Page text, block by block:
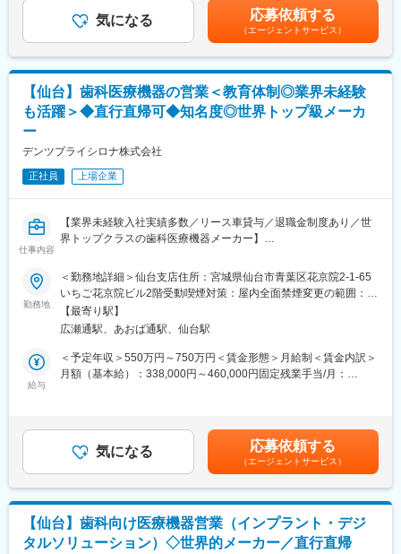
・自社製品の販売と販売後フォローなどの営業活動やソリューシ
ョン提案
※製品毎に技術営業の方が社内にいるため、専門性が高い分野の営
業は同行します。
■ミッション／身につくスキル
顧客の導入・購入形態に関して多岐にわたる提案を求められるた
高品質かつ、医療従事者様や患者様にとって使い勝手の良い製品
開発をしています。その為、価格勝負ではなく品質をご評価いた
だいて決済に至ることが多く、顧客との関係構築や提案スキルが
■研修制度
他製品のOJT等も実施いたします。
■組織構成
東北営業所は、マネジャー以下６名のチーム構成。
新卒の若手～経験豊富な50代まで幅広い年齢層で、東北6県/4営業
所（出張所）にわかれ在籍しています。
■同社の特徴
内においても130年以上の長い歴史を持ちます。直近では「フォ
トンカウンティングCT」と呼ばれる世界初の高解像度CTを開発販
売するなど、常に製品品質と技術力の高さで高い評価を獲得し続
給与詳細は経験・能力・前職給与等を踏まえて決定致します。■昇
給：年1回（10月）■賞与：年2回（6月・12月）賃金はあくまでも
目安の金額であり、選考を通じて上下する可能性があります。月
給(月額)は固定手当を含めた表記です。
気になる 応募依頼する
（エージェントサービス）
【仙台】歯科医療機器の営業＜教育体制◎業界未経験
も活躍＞◆直行直帰可◆知名度◎世界トップ級メーカ
ー
デンツプライシロナ株式会社
正社員 上場企業
仕事内容
【業界未経験入社実績多数／リース車貸与／退職金制度あり／世
界トップクラスの歯科医療機器メーカー】
■業務内容
歯科治療用チェアやCAD/CAM機器製品などの歯科医療機器販売デ
ィーラーを介した歯科医院への営業担当の募集です。
■業務詳細
・高額医療機器（150万円～2,000万程度）の提案・販売を行う
・お客様向けのセミナーの企画・実施を行う
行う。
・機器導入前に、歯科医師、歯科医院のスタッフと共に動線、配
置スペースを検討しレイアウトを提案する。その際に配管・電気
・機器導入決定後、配管の立ち上げ・必要電気系統設備など図面
をもとに内装工事業者へ指示出し・打ち合わせを行う。
勤務地
＜勤務地詳細＞仙台支店住所：宮城県仙台市青葉区花京院2-1-65
いちご花京院ビル2階受動喫煙対策：屋内全面禁煙変更の範囲：会
社の定める事業所
【最寄り駅】
広瀬通駅、あおば通駅、仙台駅
給与
＜予定年収＞550万円～750万円＜賃金形態＞月給制＜賃金内訳＞
月額（基本給）：338,000円～460,000円固定残業手当/月：
想定年収はインセンティブを含む金額です。※経験・能力・スキル
に応じ、選考の過程を通じて決定します。賃金はあくまでも目安
の金額であり、選考を通じて上下する可能性があります。月給(月
額)は固定手当を含めた表記です。
気になる 応募依頼する
（エージェントサービス）
【仙台】歯科向け医療機器営業（インプラント・デジ
タルソリューション）◇世界的メーカー／直行直帰